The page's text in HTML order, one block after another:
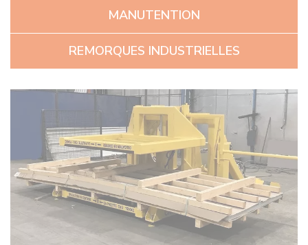
MANUTENTION
REMORQUES INDUSTRIELLES